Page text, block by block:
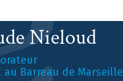
Nieloud
au Barreau de Marseille